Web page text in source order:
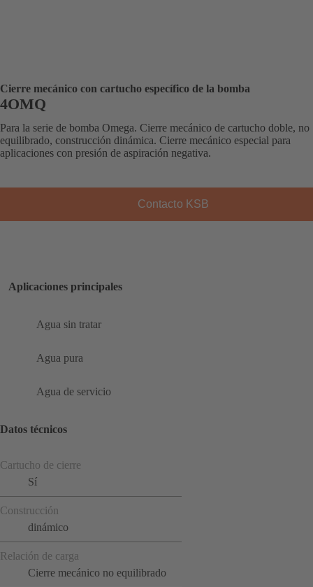
Cierre mecánico con cartucho específico de la bomba
4OMQ
Para la serie de bomba Omega. Cierre mecánico de cartucho doble, no
equilibrado, construcción dinámica. Cierre mecánico especial para
aplicaciones con presión de aspiración negativa.
Contacto KSB
Aplicaciones principales
Agua sin tratar
Agua pura
Agua de servicio
Datos técnicos
Cartucho de cierre
Sí
Construcción
dinámico
Relación de carga
Cierre mecánico no equilibrado